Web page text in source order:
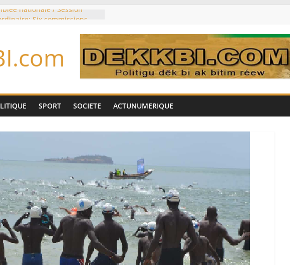
nationale / Session
à l’ordre du jour ce lundi
Patrice Talon élu président
Orient: l’Arabie saoudite, le
et la Turquie signent un
de défense
de cuivre et de cobalt
SPORT SOCIETE ACTUNUMERIQUE